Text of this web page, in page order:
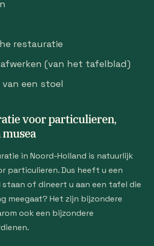
restauratie
afwerken (van het tafelblad)
van een stoel
voor particulieren,
in Noord-Holland is natuurlijk
particulieren. Dus heeft u een
of dineert u aan een tafel die
meegaat? Het zijn bijzondere
ook een bijzondere